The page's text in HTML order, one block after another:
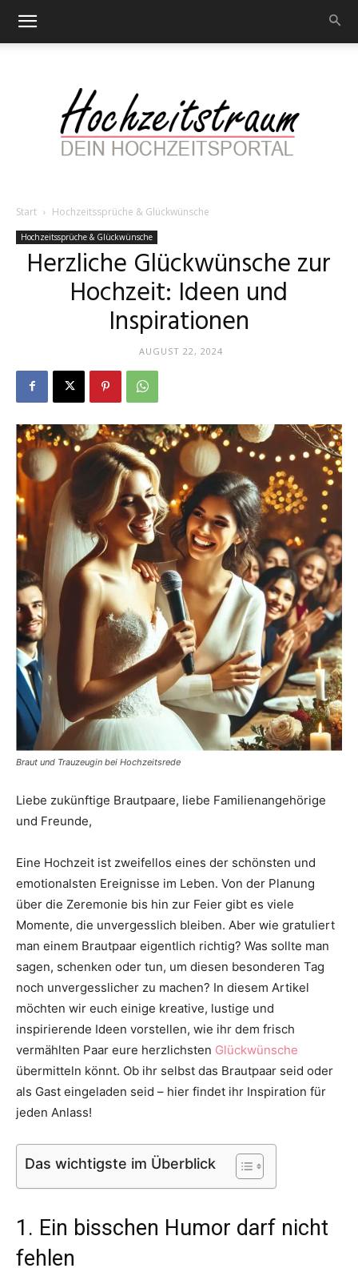
–
Portal
rund
um
das
Thema
Hochzeit
Start Hochzeitssprüche & Glückwünsche
Hochzeitssprüche & Glückwünsche
Herzliche Glückwünsche zur
Hochzeit: Ideen und
Inspirationen
AUGUST 22, 2024
Braut und Trauzeugin bei Hochzeitsrede
Liebe zukünftige Brautpaare, liebe Familienangehörige
und Freunde,
Eine Hochzeit ist zweifellos eines der schönsten und
emotionalsten Ereignisse im Leben. Von der Planung
über die Zeremonie bis hin zur Feier gibt es viele
Momente, die unvergesslich bleiben. Aber wie gratuliert
man einem Brautpaar eigentlich richtig? Was sollte man
sagen, schenken oder tun, um diesen besonderen Tag
noch unvergesslicher zu machen? In diesem Artikel
möchten wir euch einige kreative, lustige und
inspirierende Ideen vorstellen, wie ihr dem frisch
vermählten Paar eure herzlichsten Glückwünsche
übermitteln könnt. Ob ihr selbst das Brautpaar seid oder
als Gast eingeladen seid – hier findet ihr Inspiration für
jeden Anlass!
Das wichtigste im Überblick
1. Ein bisschen Humor darf nicht
fehlen